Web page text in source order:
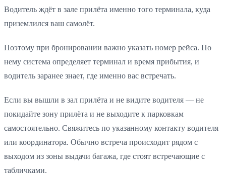
Водитель ждёт в зале прилёта именно того терминала, куда
приземлился ваш самолёт.
Поэтому при бронировании важно указать номер рейса. По
нему система определяет терминал и время прибытия, и
водитель заранее знает, где именно вас встречать.
Если вы вышли в зал прилёта и не видите водителя — не
покидайте зону прилёта и не выходите к парковкам
самостоятельно. Свяжитесь по указанному контакту водителя
или координатора. Обычно встреча происходит рядом с
выходом из зоны выдачи багажа, где стоят встречающие с
табличками.